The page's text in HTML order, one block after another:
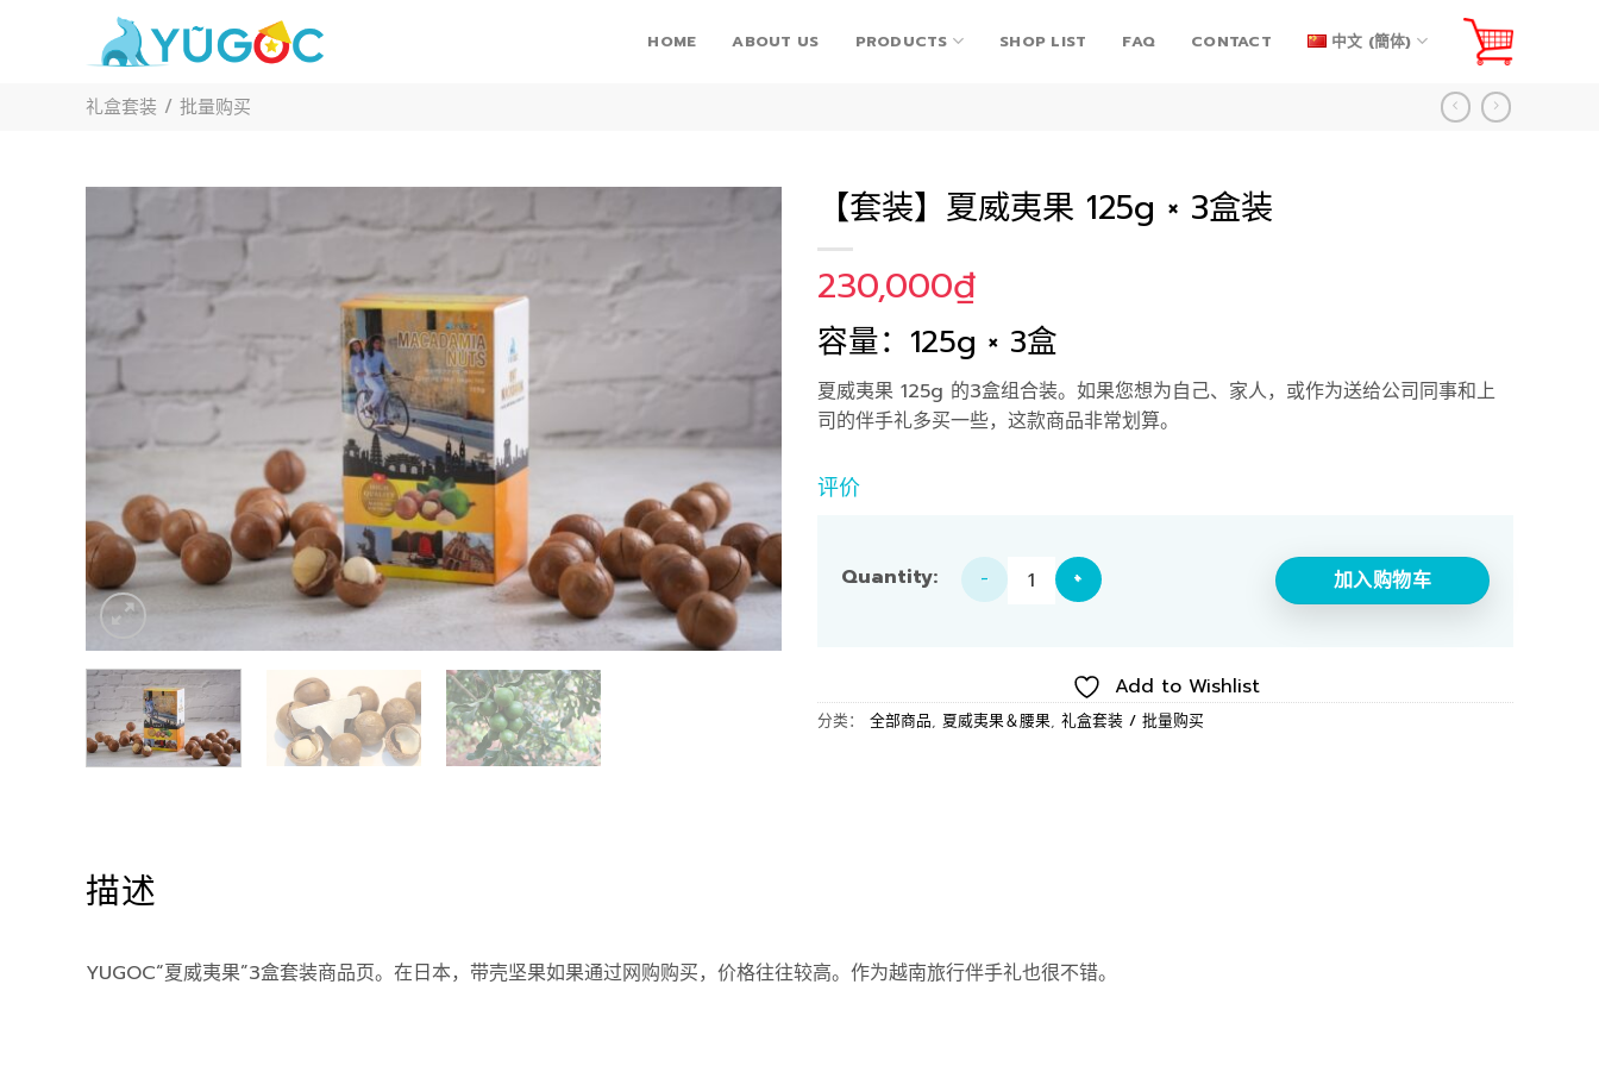
HOME ABOUT US PRODUCTS SHOP LIST FAQ CONTACT 中文 (簡体)
礼盒套装 / 批量购买
【套装】夏威夷果 125g × 3盒装
230,000₫
容量：125g × 3盒
夏威夷果 125g 的3盒组合装。如果您想为自己、家人，或作为送给公司同事和上
司的伴手礼多买一些，这款商品非常划算。
评价
【套装】夏威夷果 125g × 3盒装 数量 加入购物车
Add to Wishlist
分类： 全部商品, 夏威夷果＆腰果, 礼盒套装 / 批量购买
描述
YUGOC“夏威夷果”3盒套装商品页。在日本，带壳坚果如果通过网购购买，价格往往较高。作为越南旅行伴手礼也很不错。